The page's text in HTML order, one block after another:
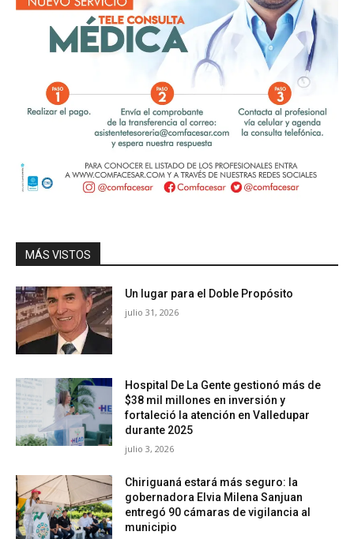
MÁS VISTOS
Un lugar para el Doble Propósito
julio 31, 2026
Hospital De La Gente gestionó más de
$38 mil millones en inversión y
fortaleció la atención en Valledupar
durante 2025
julio 3, 2026
Chiriguaná estará más seguro: la
gobernadora Elvia Milena Sanjuan
entregó 90 cámaras de vigilancia al
municipio